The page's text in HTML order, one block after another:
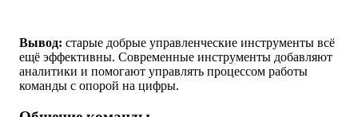
Вывод: старые добрые управленческие инструменты всё
ещё эффективны. Современные инструменты добавляют
аналитики и помогают управлять процессом работы
команды с опорой на цифры.